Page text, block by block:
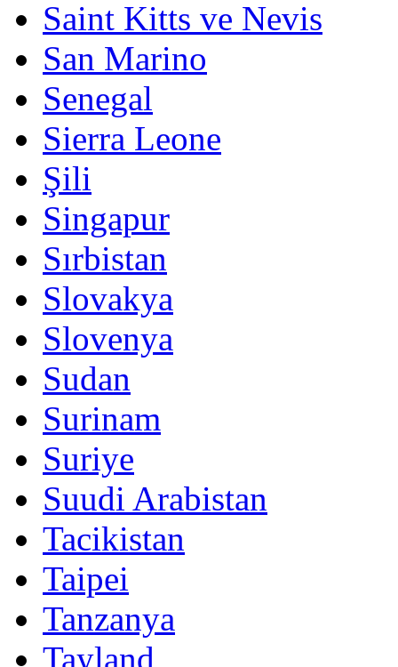
Saint Kitts ve Nevis
San Marino
Senegal
Sierra Leone
Şili
Singapur
Sırbistan
Slovakya
Slovenya
Sudan
Surinam
Suriye
Suudi Arabistan
Tacikistan
Taipei
Tanzanya
Tayland